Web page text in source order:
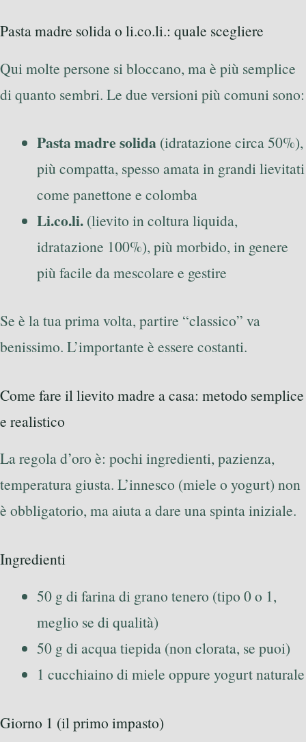
Pasta madre solida o li.co.li.: quale scegliere
Qui molte persone si bloccano, ma è più semplice
di quanto sembri. Le due versioni più comuni sono:
Pasta madre solida (idratazione circa 50%),
più compatta, spesso amata in grandi lievitati
come panettone e colomba
Li.co.li. (lievito in coltura liquida,
idratazione 100%), più morbido, in genere
più facile da mescolare e gestire
Se è la tua prima volta, partire “classico” va
benissimo. L’importante è essere costanti.
Come fare il lievito madre a casa: metodo semplice
e realistico
La regola d’oro è: pochi ingredienti, pazienza,
temperatura giusta. L’innesco (miele o yogurt) non
è obbligatorio, ma aiuta a dare una spinta iniziale.
Ingredienti
50 g di farina di grano tenero (tipo 0 o 1,
meglio se di qualità)
50 g di acqua tiepida (non clorata, se puoi)
1 cucchiaino di miele oppure yogurt naturale
Giorno 1 (il primo impasto)